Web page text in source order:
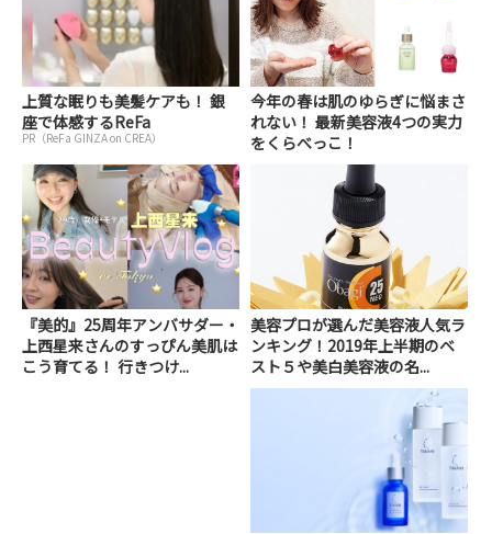
上質な眠りも美髪ケアも！ 銀
座で体感するReFa
PR（ReFa GINZA on CREA）
今年の春は肌のゆらぎに悩まさ
れない！ 最新美容液4つの実力
をくらべっこ！
『美的』25周年アンバサダー・
上西星来さんのすっぴん美肌は
こう育てる！ 行きつけ...
美容プロが選んだ美容液人気ラ
ンキング！2019年上半期のベ
スト５や美白美容液の名...